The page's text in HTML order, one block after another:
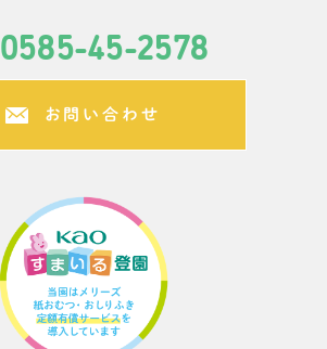
0585-45-2578
お問い合わせ